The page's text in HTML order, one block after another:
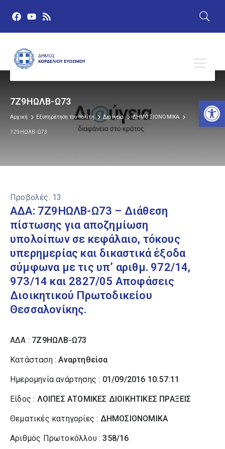
7Ζ9ΗΩΛΒ-Ω73
Αρχική Εξυπηρέτηση του πολίτη Διαύγεια ΔΗΜΟΣΙΟΝΟΜΙΚΑ
7Ζ9ΗΩΛΒ-Ω73
Προβολές: 13
ΑΔΑ: 7Ζ9ΗΩΛΒ-Ω73 – Διάθεση
πίστωσης για αποζημίωση
υπολοίπων σε κεφάλαιο, τόκους
υπερημερίας και δικαστικά έξοδα
σύμφωνα με τις υπ’ αριθμ. 972/14,
973/14 και 2827/05 Αποφάσεις
Διοικητικού Πρωτοδικείου
Θεσσαλονίκης.
ΑΔΑ : 7Ζ9ΗΩΛΒ-Ω73
Κατάσταση :Αναρτηθείσα
Ημερομηνία ανάρτησης : 01/09/2016 10:57:11
Είδος : ΛΟΙΠΕΣ ΑΤΟΜΙΚΕΣ ΔΙΟΙΚΗΤΙΚΕΣ ΠΡΑΞΕΙΣ
Θεματικές κατηγορίες : ΔΗΜΟΣΙΟΝΟΜΙΚΑ
Αριθμός Πρωτοκόλλου :358/16